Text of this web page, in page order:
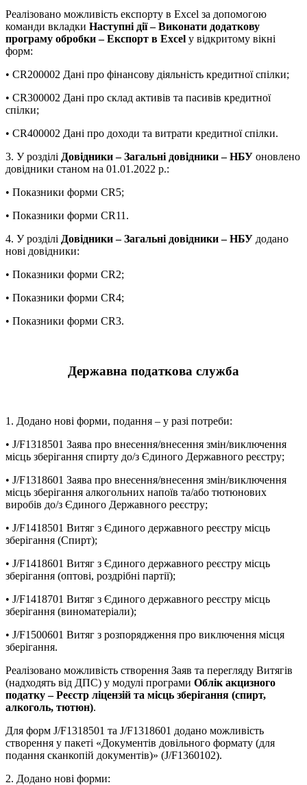
Реалізовано можливість експорту в Excel за допомогою
команди вкладки Наступні дії – Виконати додаткову
програму обробки – Експорт в Еxcel у відкритому вікні
форм:
• CR200002 Дані про фінансову діяльність кредитної спілки;
• CR300002 Дані про склад активів та пасивів кредитної
спілки;
• CR400002 Дані про доходи та витрати кредитної спілки.
3. У розділі Довідники – Загальні довідники – НБУ оновлено
довідники станом на 01.01.2022 р.:
• Показники форми CR5;
• Показники форми CR11.
4. У розділі Довідники – Загальні довідники – НБУ додано
нові довідники:
• Показники форми CR2;
• Показники форми CR4;
• Показники форми CR3.
Державна податкова служба
1. Додано нові форми, подання – у разі потреби:
• J/F1318501 Заява про внесення/внесення змін/виключення
місць зберігання спирту до/з Єдиного Державного реєстру;
• J/F1318601 Заява про внесення/внесення змін/виключення
місць зберігання алкогольних напоїв та/або тютюнових
виробів до/з Єдиного Державного реєстру;
• J/F1418501 Витяг з Єдиного державного реєстру місць
зберігання (Спирт);
• J/F1418601 Витяг з Єдиного державного реєстру місць
зберігання (оптові, роздрібні партії);
• J/F1418701 Витяг з Єдиного державного реєстру місць
зберігання (виноматеріали);
• J/F1500601 Витяг з розпорядження про виключення місця
зберігання.
Реалізовано можливість створення Заяв та перегляду Витягів
(надходять від ДПС) у модулі програми Облік акцизного
податку – Реєстр ліцензій та місць зберігання (спирт,
алкоголь, тютюн).
Для форм J/F1318501 та J/F1318601 додано можливість
створення у пакеті «Документів довільного формату (для
подання сканкопій документів)» (J/F1360102).
2. Додано нові форми: